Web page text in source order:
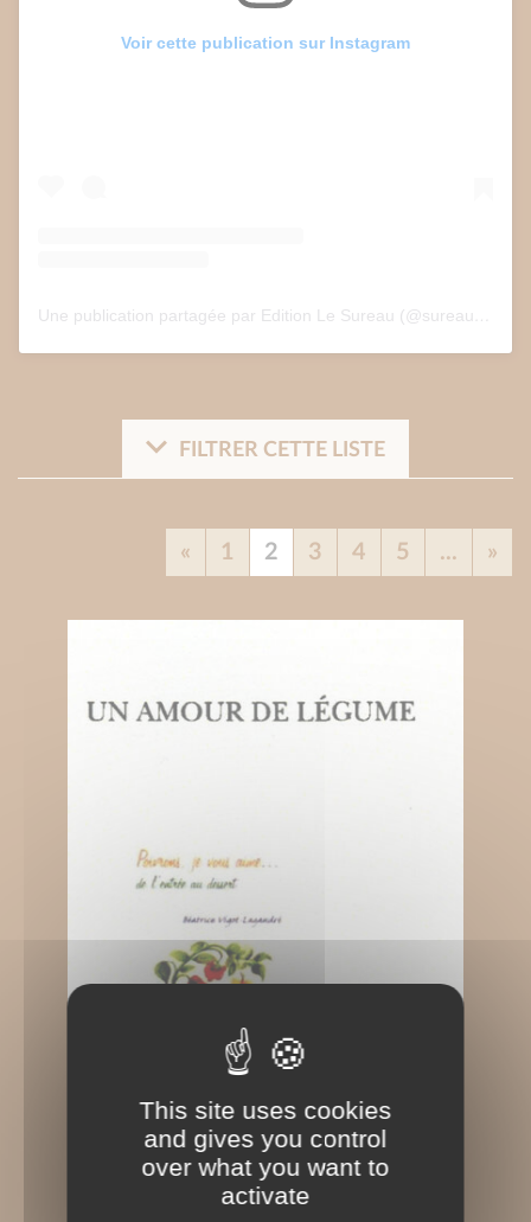
Voir cette publication sur Instagram
Une publication partagée par Edition Le Sureau (@sureau.edition)
FILTRER CETTE LISTE
« 1 2 3 4 5 ... »
This site uses cookies
and gives you control
over what you want to
activate